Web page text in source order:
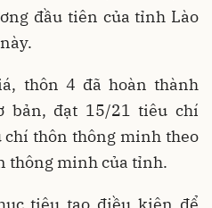
đầu tiên của tỉnh Lào
thôn 4 đã hoàn thành
bản, đạt 15/21 tiêu chí
chí thôn thông minh theo
thông minh của tỉnh.